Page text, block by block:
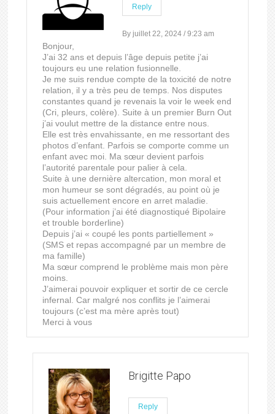
Reply
By juillet 22, 2024 / 9:23 am
Bonjour,
J’ai 32 ans et depuis l’âge depuis petite j’ai
toujours eu une relation fusionnelle.
Je me suis rendue compte de la toxicité de notre
relation, il y a très peu de temps. Nos disputes
constantes quand je revenais la voir le week end
(Cri, pleurs, colère). Suite à un premier Burn Out
j’ai voulut mettre de la distance entre nous.
Elle est très envahissante, en me ressortant des
photos d’enfant. Parfois se comporte comme un
enfant avec moi. Ma sœur devient parfois
l’autorité parentale pour palier à cela.
Suite à une dernière altercation, mon moral et
mon humeur se sont dégradés, au point où je
suis actuellement encore en arret maladie.
(Pour information j’ai été diagnostiqué Bipolaire
et trouble borderline)
Depuis j’ai « coupé les ponts partiellement »
(SMS et repas accompagné par un membre de
ma famille)
Ma sœur comprend le problème mais mon père
moins.
J’aimerai pouvoir expliquer et sortir de ce cercle
infernal. Car malgré nos conflits je l’aimerai
toujours (c’est ma mère après tout)
Merci à vous
Brigitte Papo
Reply